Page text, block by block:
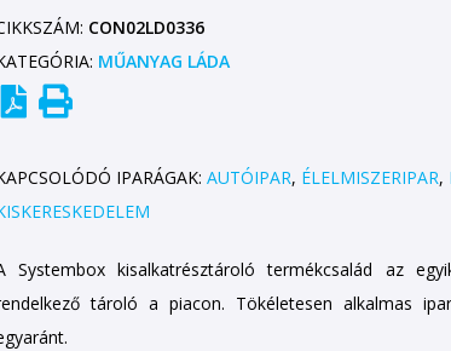
CON02LD0336
MŰANYAG LÁDA
IPARÁGAK: AUTÓIPAR, ÉLELMISZERIPAR,
Systembox kisalkatrésztároló termékcsalád az
tároló a piacon. Tökéletesen alkalmas